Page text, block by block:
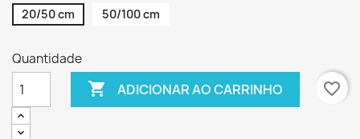
20/50 cm 50/100 cm
Quantidade
 ADICIONAR AO CARRINHO favorite_border